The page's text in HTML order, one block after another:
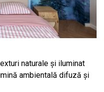
naturale și iluminat
ambientală difuză și